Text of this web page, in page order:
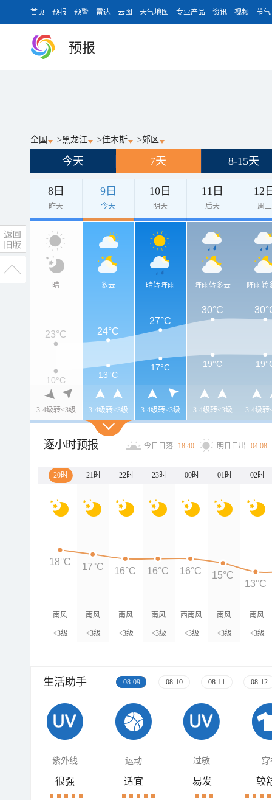
首页 预报 预警 雷达 云图 天气地图 专业产品 资讯 视频 节气
预报
全国 >黑龙江 >佳木斯 >郊区
今天 7天 8-15天
8日
昨天
9日
今天
10日
明天
11日
后天
12
周三
晴
3-4级转<3级
多云
3-4级转<3级
晴转阵雨
3-4级转<3级
阵雨转多云
3-4级转<3级
阵雨转
3-4级转
23°C 24°C
27°C
30°C
10°C
13°C
17°C 19°C
逐小时预报 今日日落 18:40 明日日出 04:08
20时 21时 22时 23时 00时 01时 02时
南风
<3级
南风
<3级
南风
<3级
南风
<3级
西南风
<3级
南风
<3级
南风
<3级
18°C 17°C 16°C 16°C 16°C 15°C
13°C
生活助手 08-09 08-10 08-11 08-12
紫外线 运动 过敏 穿
很强 适宜 易发 较